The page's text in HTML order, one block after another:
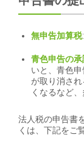
無申告加算税
青色申告の
いと、青色
が取り消さ
くなるなど
法人税の申告書
くは、下記をご